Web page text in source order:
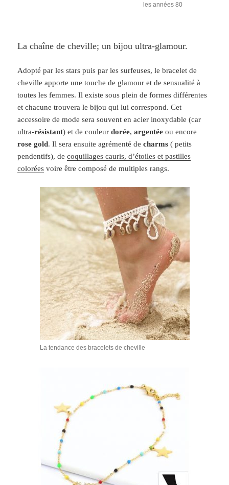
les années 80
La chaîne de cheville; un bijou ultra-glamour.
Adopté par les stars puis par les surfeuses, le bracelet de
cheville apporte une touche de glamour et de sensualité à
toutes les femmes. Il existe sous plein de formes différentes
et chacune trouvera le bijou qui lui correspond. Cet
accessoire de mode sera souvent en acier inoxydable (car
ultra-résistant) et de couleurdorée,argentée ou encore
rose gold. Il sera ensuite agrémenté decharms ( petits
pendentifs), decoquillages cauris, d’étoiles et pastilles
colorées voire être composé de multiples rangs.
La tendance des bracelets de cheville